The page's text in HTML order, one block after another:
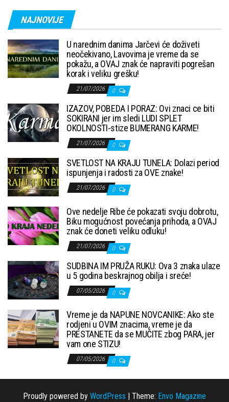
NAJNOVIJE
U narednim danima Jarčevi će doživeti
neočekivano, Lavovima je vreme da se
pokažu, a OVAJ znak će napraviti pogrešan
korak i veliku grešku!
21/07/2026 0
IZAZOV, POBEDA I PORAZ: Ovi znaci ce biti
SOKIRANI jer im sledi LUDI SPLET
OKOLNOSTI-stize BUMERANG KARME!
21/07/2026 0
SVETLOST NA KRAJU TUNELA: Dolazi period
ispunjenja i radosti za OVE znake!
21/07/2026 0
Ove nedelje Ribe će pokazati svoju dobrotu,
Biku mogućnost povećanja prihoda, a OVAJ
znak će doneti veliku odluku!
21/07/2026 0
SUDBINA IM PRUŽA RUKU: Ova 3 znaka ulaze
u 5 godina beskrajnog obilja i sreće!
07/05/2026 0
Vreme je da NAPUNE NOVCANIKE: Ako ste
rodjeni u OVIM znacima, vreme je da
PRESTANETE da se MUČITE zbog PARA, jer
vam one STIZU!
07/05/2026 0
Proudly powered by WordPress Theme: Envo Magazine